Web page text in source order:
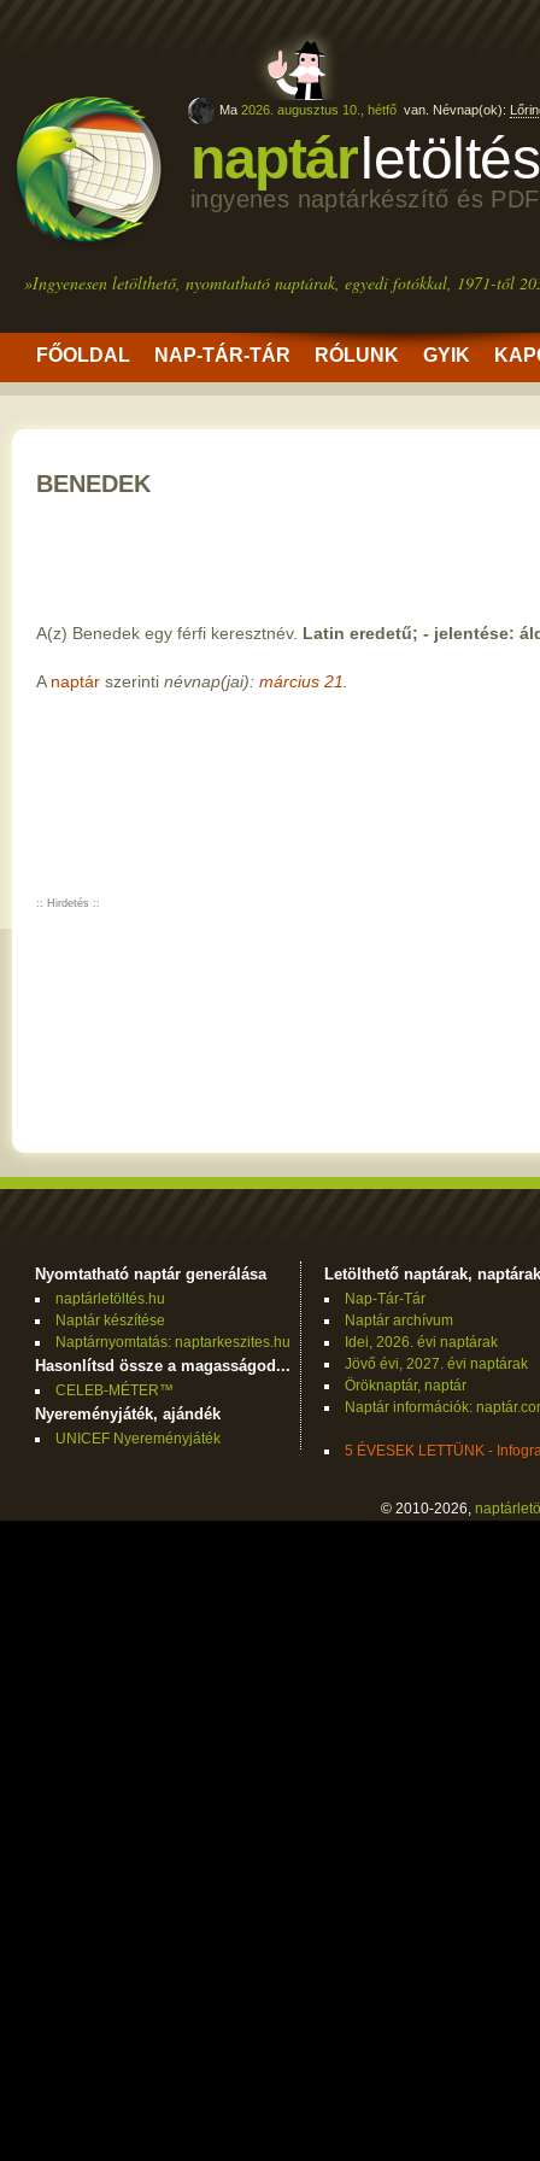
naptárletöltés
ingyenes naptárkészítő és
»Ingyenesen letölthető, nyomtatható naptárak, egyedi fotókkal, 1971-től
FŐOLDAL NAP-TÁR-TÁR RÓLUNK GYIK
Ma 2026. augusztus 10., hétfő van. Névnap(ok):
BENEDEK
A(z) Benedek egy férfi keresztnév. Latin eredetű; - jelentése:
A naptár szerinti névnap(jai): március 21.
:: Hirdetés ::
Nyomtatható naptár generálása
naptárletöltés.hu
Naptár készítése
Naptárnyomtatás: naptarkeszites.hu
Hasonlítsd össze a magasságod...
CELEB-MÉTER™
Nyereményjáték, ajándék
UNICEF Nyereményjáték
Letölthető naptárak, naptárak
Nap-Tár-Tár
Naptár archívum
Idei, 2026. évi naptárak
Jövő évi, 2027. évi naptárak
Öröknaptár, naptár
Naptár információk:
5 ÉVESEK LETTÜNK -
© 2010-2026,